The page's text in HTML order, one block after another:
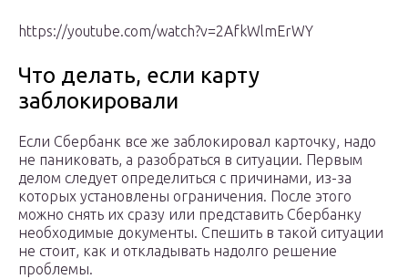
https://youtube.com/watch?v=2AfkWlmErWY
Что делать, если карту
заблокировали
Если Сбербанк все же заблокировал карточку, надо
не паниковать, а разобраться в ситуации. Первым
делом следует определиться с причинами, из-за
которых установлены ограничения. После этого
можно снять их сразу или представить Сбербанку
необходимые документы. Спешить в такой ситуации
не стоит, как и откладывать надолго решение
проблемы.